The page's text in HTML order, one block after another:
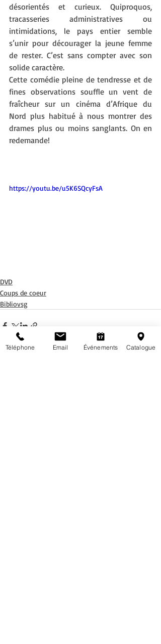
désorientés et curieux. Quiproquos,
tracasseries administratives ou
intimidations, le pays entier semble
s’unir pour décourager la jeune femme
de rester. C’est sans compter avec son
solide caractère.
Cette comédie pleine de tendresse et de
fines observations souffle un vent de
fraîcheur sur un cinéma d’Afrique du
Nord plus habitué à nous montrer des
drames plus ou moins sanglants. On en
redemande!
https://youtu.be/u5K6SQcyFsA
DVD
Coups de coeur
Bibliovsg
Téléphone Email Événements Catalogue